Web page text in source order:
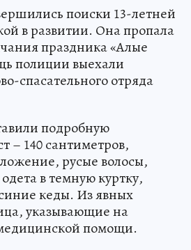
поиски 13-летней
в развитии. Она пропала
праздника «Алые
полиции выехали
спасательного отряда
подробную
– 140 сантиметров,
русые волосы,
в темную куртку,
кеды. Из явных
указывающие на
помощи.